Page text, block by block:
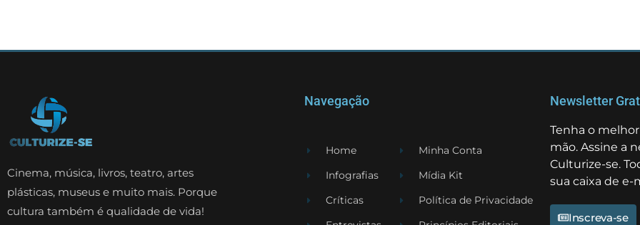
Cinema, música, livros, teatro, artes
plásticas, museus e muito mais. Porque
cultura também é qualidade de vida!
Navegação
Home
Infografias
Críticas
Minha Conta
Mídia Kit
Política de Privacidade
Newsletter
Tenha o
mão. Assine a
Culturize-se.
sua caixa de e-
Inscreva-se